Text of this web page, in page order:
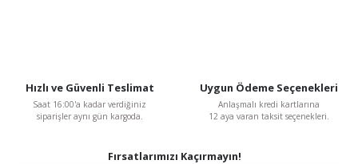
Hızlı ve Güvenli Teslimat
Saat 16:00'a kadar verdiğiniz
siparişler aynı gün kargoda.
Uygun Ödeme Seçenekleri
Anlaşmalı kredi kartlarına
12 aya varan taksit seçenekleri.
Fırsatlarımızı Kaçırmayın!